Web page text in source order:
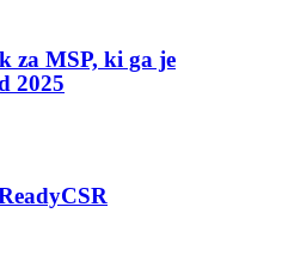
za MSP, ki ga je
2025